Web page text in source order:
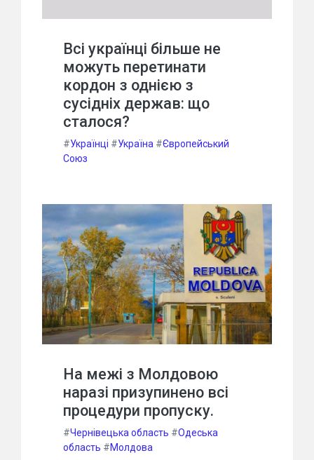
Всі українці більше не
можуть перетинати
кордон з однією з
сусідніх держав: що
сталося?
#Українці #Україна #Європейський
Союз
На межі з Молдовою
наразі призупинено всі
процедури пропуску.
#Чернівецька область #Одеська
область #Молдова